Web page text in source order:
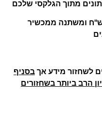
מתוך הגלקסי שלכם
העבודה היא החל מ- 250 ש"ח ומשתנה ממכשיר
לשחזור מידע אך בסניף
הרב ביותר בשחזורים